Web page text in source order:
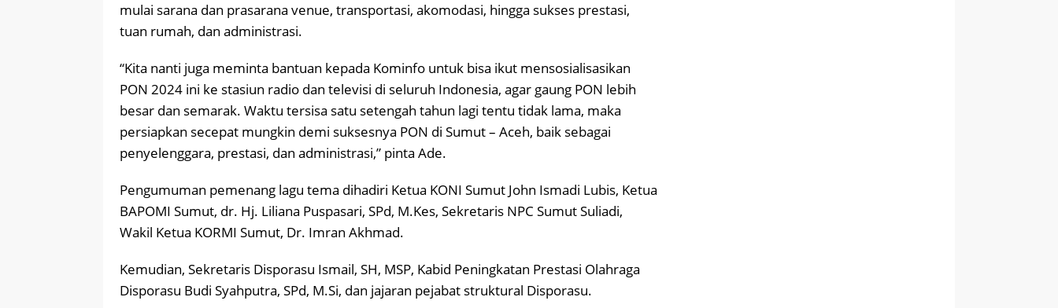
mulai sarana dan prasarana venue, transportasi, akomodasi, hingga sukses prestasi,
tuan rumah, dan administrasi.
“Kita nanti juga meminta bantuan kepada Kominfo untuk bisa ikut mensosialisasikan
PON 2024 ini ke stasiun radio dan televisi di seluruh Indonesia, agar gaung PON lebih
besar dan semarak. Waktu tersisa satu setengah tahun lagi tentu tidak lama, maka
persiapkan secepat mungkin demi suksesnya PON di Sumut – Aceh, baik sebagai
penyelenggara, prestasi, dan administrasi,” pinta Ade.
Pengumuman pemenang lagu tema dihadiri Ketua KONI Sumut John Ismadi Lubis, Ketua
BAPOMI Sumut, dr. Hj. Liliana Puspasari, SPd, M.Kes, Sekretaris NPC Sumut Suliadi,
Wakil Ketua KORMI Sumut, Dr. Imran Akhmad.
Kemudian, Sekretaris Disporasu Ismail, SH, MSP, Kabid Peningkatan Prestasi Olahraga
Disporasu Budi Syahputra, SPd, M.Si, dan jajaran pejabat struktural Disporasu.